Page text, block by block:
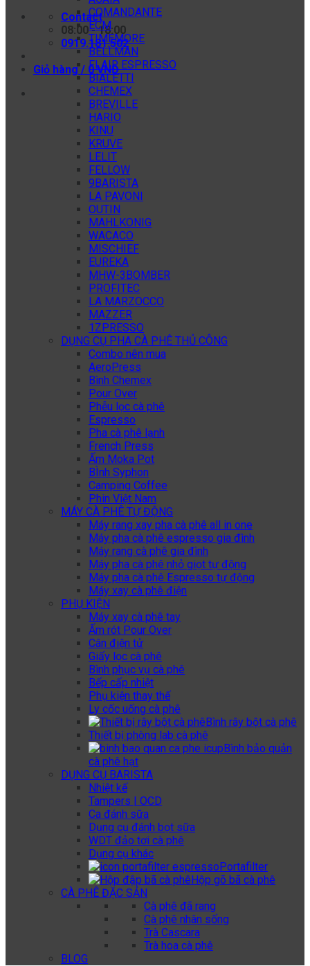
Contact
08:00 - 18:00
0919.181.502
Giỏ hàng / 0VNĐ
COMANDANTE
ECM
TIMEMORE
BELLMAN
FLAIR ESPRESSO
BIALETTI
CHEMEX
BREVILLE
HARIO
KINU
KRUVE
LELIT
FELLOW
9BARISTA
LA PAVONI
OUTIN
MAHLKONIG
WACACO
MISCHIEF
EUREKA
MHW-3BOMBER
PROFITEC
LA MARZOCCO
MAZZER
1ZPRESSO
DỤNG CỤ PHA CÀ PHÊ THỦ CÔNG
Combo nên mua
AeroPress
Bình Chemex
Pour Over
Phễu lọc cà phê
Espresso
Pha cà phê lạnh
French Press
Ấm Moka Pot
BÌnh Syphon
Camping Coffee
Phin Việt Nam
MÁY CÀ PHÊ TỰ ĐỘNG
Máy rang xay pha cà phê all in one
Máy pha cà phê espresso gia đình
Máy rang cà phê gia đình
Máy pha cà phê nhỏ giọt tự động
Máy pha cà phê Espresso tự động
Máy xay cà phê điện
PHỤ KIỆN
Máy xay cà phê tay
Ấm rót Pour Over
Cân điện tử
Giấy lọc cà phê
Bình phục vụ cà phê
Bếp cấp nhiệt
Phụ kiện thay thế
Ly cốc uống cà phê
Bình rây bột cà phê
Thiết bị phòng lab cà phê
Bình bảo quản
cà phê hạt
DỤNG CỤ BARISTA
Nhiệt kế
Tampers | OCD
Ca đánh sữa
Dụng cụ đánh bọt sữa
WDT đảo tơi cà phê
Dụng cụ khác
Portafilter
Hộp gõ bã cà phê
CÀ PHÊ ĐẶC SẢN
Cà phê đã rang
Cà phê nhân sống
Trà Cascara
Trà hoa cà phê
BLOG